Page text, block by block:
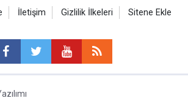
İletişim Gizlilik İlkeleri Sitene Ekle